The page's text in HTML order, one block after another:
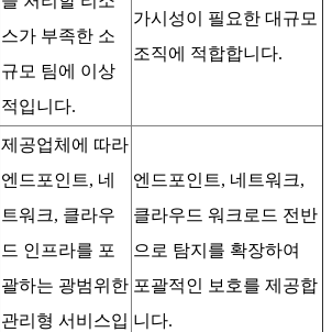
스가 부족한 소
규모 팀에 이상
적입니다.
가시성이 필요한 대규모
조직에 적합합니다.
제공업체에 따라
엔드포인트, 네
트워크, 클라우
드 인프라를 포
괄하는 광범위한
관리형 서비스입
엔드포인트, 네트워크,
클라우드 워크로드 전반
으로 탐지를 확장하여
포괄적인 보호를 제공합
니다.